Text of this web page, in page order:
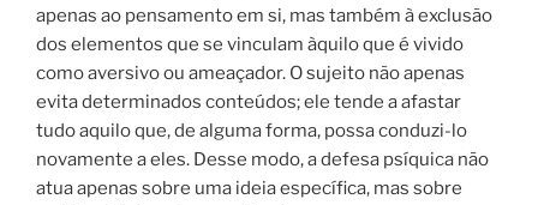
apenas ao pensamento em si, mas também à exclusão
dos elementos que se vinculam àquilo que é vivido
como aversivo ou ameaçador. O sujeito não apenas
evita determinados conteúdos; ele tende a afastar
tudo aquilo que, de alguma forma, possa conduzi-lo
novamente a eles. Desse modo, a defesa psíquica não
atua apenas sobre uma ideia específica, mas sobre